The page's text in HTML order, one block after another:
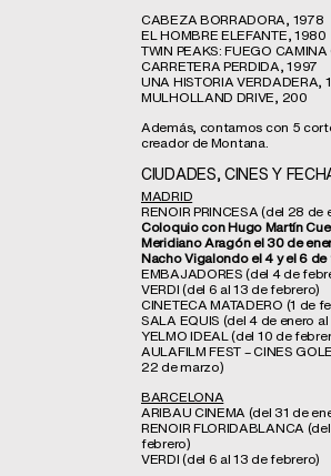
CABEZA BORRADORA, 1978
EL HOMBRE ELEFANTE, 1980
TWIN PEAKS: FUEGO
CARRETERA PERDIDA, 1997
UNA HISTORIA VERDADERA,
MULHOLLAND DRIVE, 200
Además, contamos con 5
creador de Montana.
CIUDADES, CINES Y
MADRID
RENOIR PRINCESA (del 28
Coloquio con Hugo Martín
Meridiano Aragón el 30 de
Nacho Vigalondo el 4 y el 6
EMBAJADORES (del 4 de
VERDI (del 6 al 13 de febrero)
CINETECA MATADERO (1 de
SALA EQUIS (del 4 de enero
YELMO IDEAL (del 10 de
AULAFILM FEST – CINES
22 de marzo)
BARCELONA
ARIBAU CINEMA (del 31 de
RENOIR FLORIDABLANCA
febrero)
VERDI (del 6 al 13 de febrero)